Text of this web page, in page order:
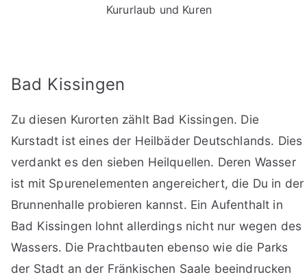
Kururlaub und Kuren
Bad Kissingen
Zu diesen Kurorten zählt Bad Kissingen. Die
Kurstadt ist eines der Heilbäder Deutschlands. Dies
verdankt es den sieben Heilquellen. Deren Wasser
ist mit Spurenelementen angereichert, die Du in der
Brunnenhalle probieren kannst. Ein Aufenthalt in
Bad Kissingen lohnt allerdings nicht nur wegen des
Wassers. Die Prachtbauten ebenso wie die Parks
der Stadt an der Fränkischen Saale beeindrucken